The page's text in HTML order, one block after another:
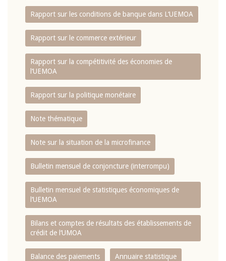
Rapport sur les conditions de banque dans L‘UEMOA
Rapport sur le commerce extérieur
Rapport sur la compétitivité des économies de
l‘UEMOA
Rapport sur la politique monétaire
Note thématique
Note sur la situation de la microfinance
Bulletin mensuel de conjoncture (interrompu)
Bulletin mensuel de statistiques économiques de
l‘UEMOA
Bilans et comptes de résultats des établissements de
crédit de l‘UMOA
Balance des paiements Annuaire statistique